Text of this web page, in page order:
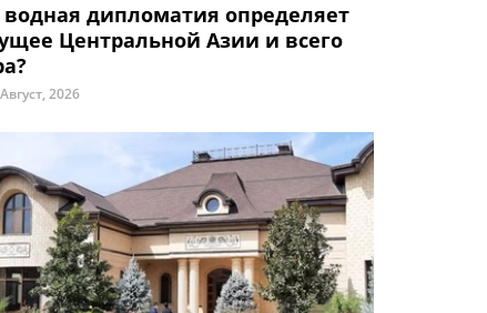
водная дипломатия определяет
Центральной Азии и всего
2026